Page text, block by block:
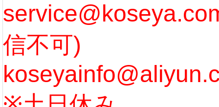
[more]
まで
う...
信不可)